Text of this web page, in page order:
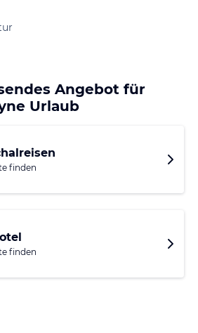
Angebot für
Urlaub
finden
finden